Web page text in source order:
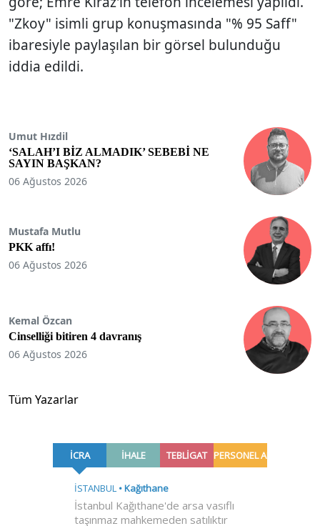
"Zkoy" isimli grup konuşmasında "% 95 Saff"
ibaresiyle paylaşılan bir görsel bulunduğu
iddia edildi.
Umut Hızdil
‘SALAH’I BİZ ALMADIK’ SEBEBİ NE
SAYIN BAŞKAN?
06 Ağustos 2026
Mustafa Mutlu
PKK affı!
06 Ağustos 2026
Kemal Özcan
Cinselliği bitiren 4 davranış
06 Ağustos 2026
Tüm Yazarlar